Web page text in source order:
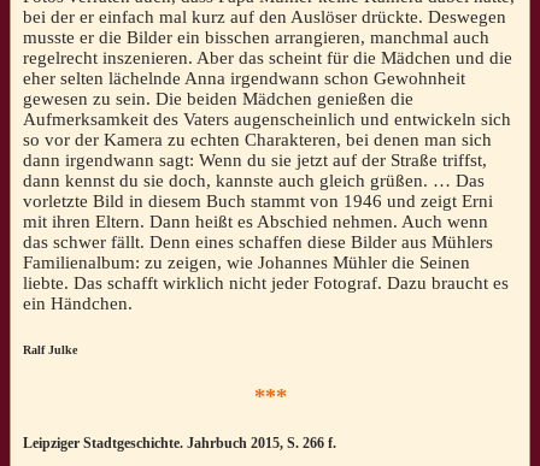
bei der er einfach mal kurz auf den Auslöser drückte. Deswegen
musste er die Bilder ein bisschen arrangieren, manchmal auch
regelrecht inszenieren. Aber das scheint für die Mädchen und die
eher selten lächelnde Anna irgendwann schon Gewohnheit
gewesen zu sein. Die beiden Mädchen genießen die
Aufmerksamkeit des Vaters augenscheinlich und entwickeln sich
so vor der Kamera zu echten Charakteren, bei denen man sich
dann irgendwann sagt: Wenn du sie jetzt auf der Straße triffst,
dann kennst du sie doch, kannste auch gleich grüßen. … Das
vorletzte Bild in diesem Buch stammt von 1946 und zeigt Erni
mit ihren Eltern. Dann heißt es Abschied nehmen. Auch wenn
das schwer fällt. Denn eines schaffen diese Bilder aus Mühlers
Familienalbum: zu zeigen, wie Johannes Mühler die Seinen
liebte. Das schafft wirklich nicht jeder Fotograf. Dazu braucht es
ein Händchen.
Ralf Julke
***
Leipziger Stadtgeschichte. Jahrbuch 2015, S. 266 f.